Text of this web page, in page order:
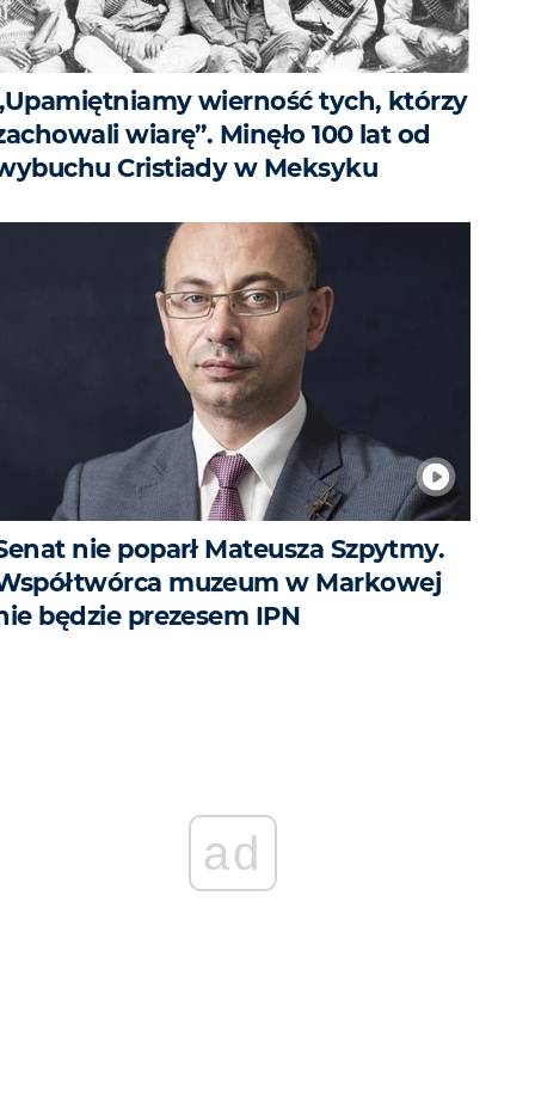
wierność tych, którzy
wiarę”. Minęło 100 lat od
Cristiady w Meksyku
nie poparł Mateusza Szpytmy.
muzeum w Markowej
będzie prezesem IPN
ad